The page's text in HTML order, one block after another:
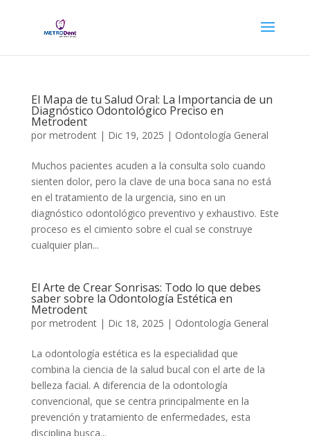
El Mapa de tu Salud Oral: La Importancia de un
Diagnóstico Odontológico Preciso en
Metrodent
por metrodent| Dic 19, 2025 | Odontología General
Muchos pacientes acuden a la consulta solo cuando
sienten dolor, pero la clave de una boca sana no está
en el tratamiento de la urgencia, sino en un
diagnóstico odontológico preventivo y exhaustivo. Este
proceso es el cimiento sobre el cual se construye
cualquier plan...
El Arte de Crear Sonrisas: Todo lo que debes
saber sobre la Odontología Estética en
Metrodent
por metrodent| Dic 18, 2025 | Odontología General
La odontología estética es la especialidad que
combina la ciencia de la salud bucal con el arte de la
belleza facial. A diferencia de la odontología
convencional, que se centra principalmente en la
prevención y tratamiento de enfermedades, esta
disciplina busca...